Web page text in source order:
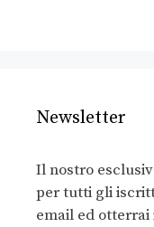
Newsletter
Il nostro
per tutti gli
email ed